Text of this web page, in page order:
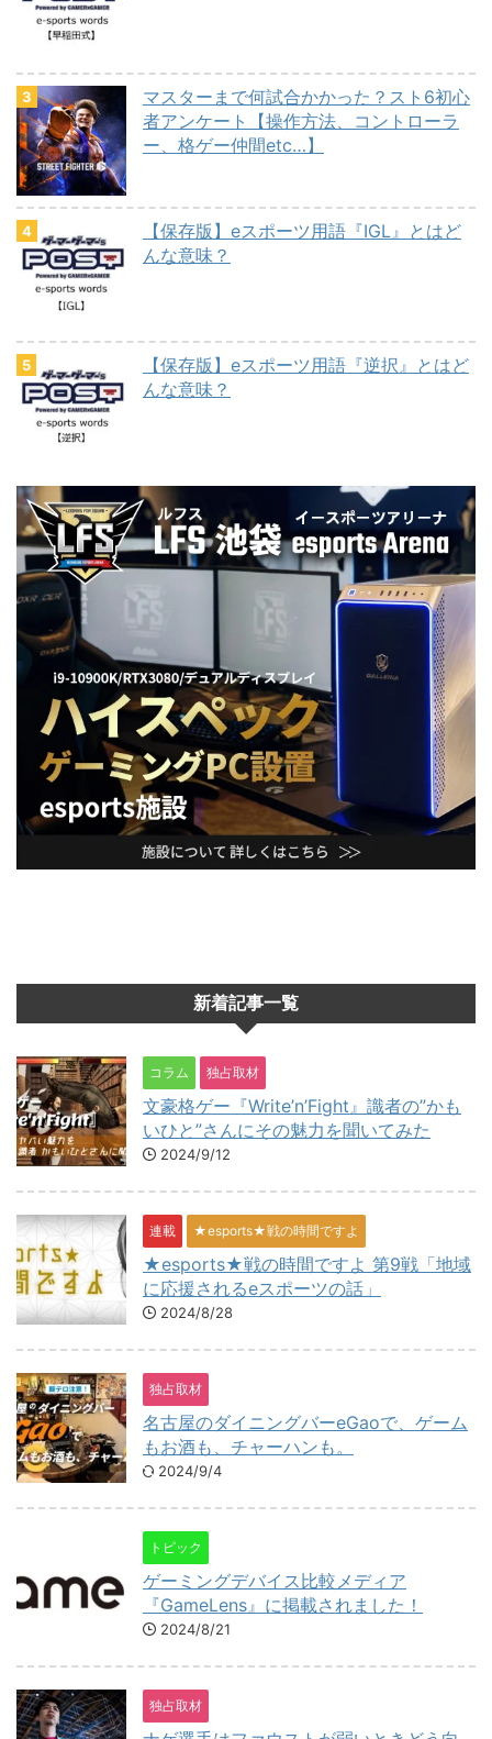
マスターまで何試合かかった？スト6初心
者アンケート【操作方法、コントローラ
ー、格ゲー仲間etc…】
【保存版】eスポーツ用語『IGL』とはど
んな意味？
【保存版】eスポーツ用語『逆択』とはど
んな意味？
新着記事一覧
コラム 独占取材
文豪格ゲー『Write’n’Fight』識者の”かも
いひと”さんにその魅力を聞いてみた
2024/9/12
連載 ★esports★戦の時間ですよ
★esports★戦の時間ですよ 第9戦「地域
に応援されるeスポーツの話」
2024/8/28
独占取材
名古屋のダイニングバーeGaoで、ゲーム
もお酒も、チャーハンも。
2024/9/4
トピック
ゲーミングデバイス比較メディア
『GameLens』に掲載されました！
2024/8/21
独占取材